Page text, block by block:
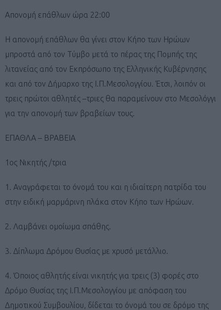
Απονομή επάθλων ώρα 22:00
Η απονομή επάθλων θα γίνει στον Κήπο των Ηρώων
μπροστά από τον Τύμβο μετά το πέρας της Πομπής της
λιτανείας από τον Εκπρόσωπο της Ελληνικής Κυβέρνησης
και από τον Δήμαρχο της Ι.Π.Μεσολογγίου. Έτσι, λοιπόν οι
τρεις πρώτοι αθλητές –τριες θα παραμείνουν στο Μεσολόγγι
για την απονομή των βραβείων τους.
ΕΠΑΘΛΑ – ΒΡΑΒΕΙΑ
1ος Νικητής /τρια
1. Αναγράφεται το όνομά του και η ιδιαίτερη πατρίδα του
στην ειδική μαρμάρινη πλάκα στον Κήπο των Ηρώων.
2. Λαμβάνει ομοίωμα σπάθης.
3. Δίπλωμα Δρόμου Θυσίας με χρυσό μετάλλιο.
4. Όποιος αθλητής είναι νικητής για τρεις (3) φορές στο
Δρόμο Θυσίας της Ι.Π.Μεσολογγίου με απόφαση του
Δημοτικού Συμβουλίου, δίδεται το όνομά του σε δρόμο της